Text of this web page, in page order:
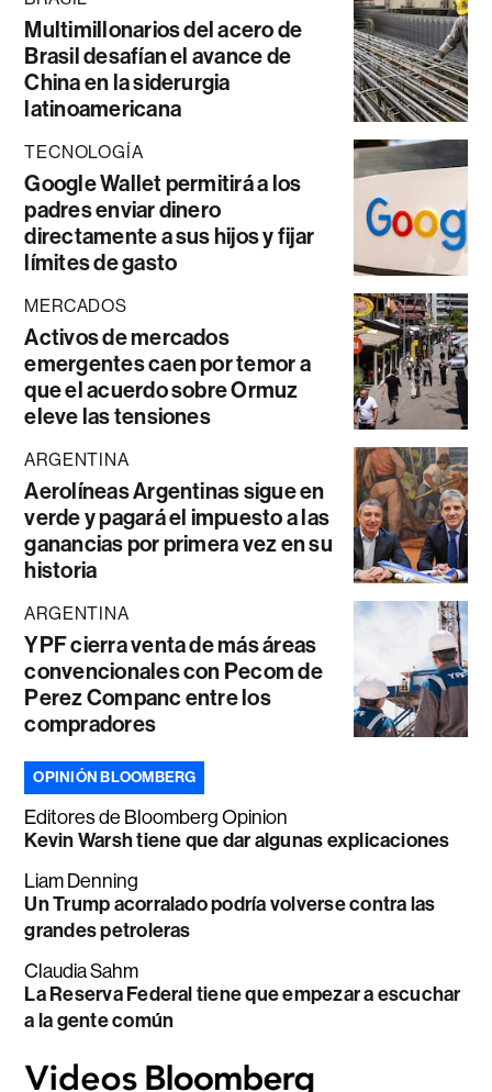
Multimillonarios del acero de
Brasil desafían el avance de
China en la siderurgia
latinoamericana
TECNOLOGÍA
Google Wallet permitirá a los
padres enviar dinero
directamente a sus hijos y fijar
límites de gasto
MERCADOS
Activos de mercados
emergentes caen por temor a
que el acuerdo sobre Ormuz
eleve las tensiones
ARGENTINA
Aerolíneas Argentinas sigue en
verde y pagará el impuesto a las
ganancias por primera vez en su
historia
ARGENTINA
YPF cierra venta de más áreas
convencionales con Pecom de
Perez Companc entre los
compradores
OPINIÓN BLOOMBERG
Editores de Bloomberg Opinion
Kevin Warsh tiene que dar algunas explicaciones
Liam Denning
Un Trump acorralado podría volverse contra las
grandes petroleras
Claudia Sahm
La Reserva Federal tiene que empezar a escuchar
a la gente común